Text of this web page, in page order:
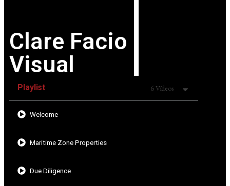
Clare Facio
Visual
Playlist 6 Vídeos
Welcome
Maritime Zone Properties
Due Diligence